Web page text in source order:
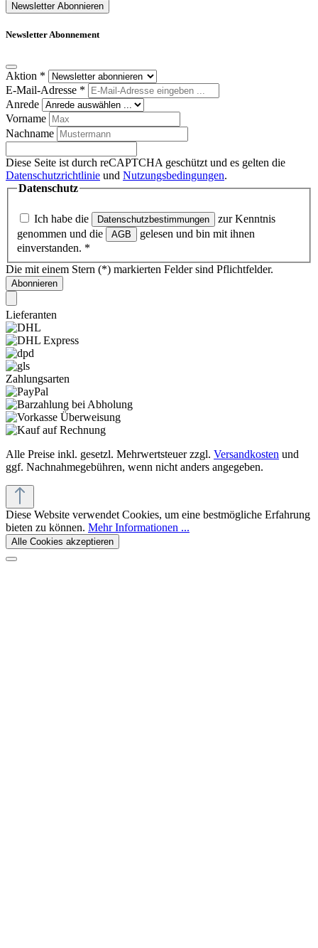
Newsletter Abonnieren
Newsletter Abonnement
Aktion *
E-Mail-Adresse *
Anrede
Vorname
Nachname
Diese Seite ist durch reCAPTCHA geschützt und es gelten die
Datenschutzrichtlinie und Nutzungsbedingungen.
Datenschutz
Ich habe die Datenschutzbestimmungen
zur Kenntnis
genommen und die
AGB
gelesen und bin mit ihnen
einverstanden. *
Die mit einem Stern (*) markierten Felder sind Pflichtfelder.
Abonnieren
Lieferanten
Zahlungsarten
Alle Preise inkl. gesetzl. Mehrwertsteuer zzgl. Versandkosten und
ggf. Nachnahmegebühren, wenn nicht anders angegeben.
Diese Website verwendet Cookies, um eine bestmögliche Erfahrung
bieten zu können. Mehr Informationen ...
Alle Cookies akzeptieren